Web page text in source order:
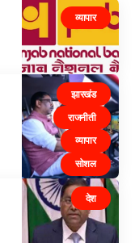
व्यापार
झारखंड
राजनीती
व्यापार
सोशल
देश